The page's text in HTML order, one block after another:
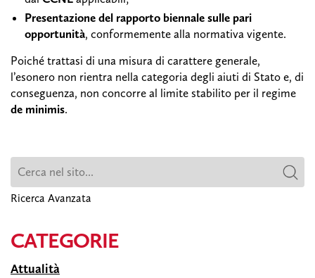
Ricerca Avanzata
CATEGORIE
Attualità
Presentazione del rapporto biennale sulle pari
opportunità, conformemente alla normativa vigente.
Poiché trattasi di una misura di carattere generale,
l’esonero non rientra nella categoria degli aiuti di Stato e, di
conseguenza, non concorre al limite stabilito per il regime
de minimis.